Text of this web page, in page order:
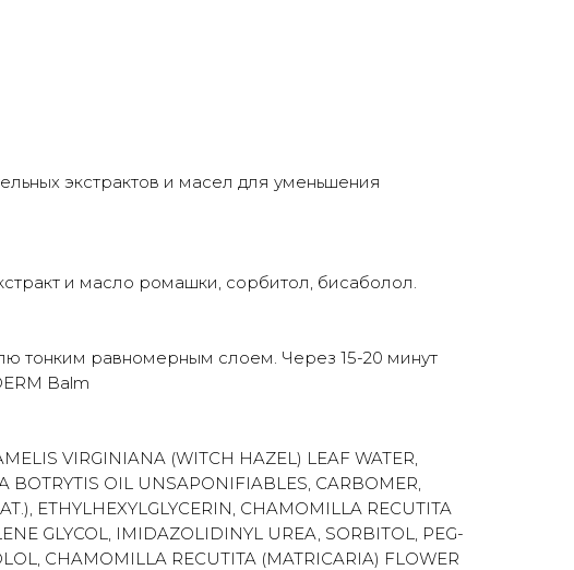
экстрактов и масел для уменьшения
и масло ромашки, сорбитол, бисаболол.
тонким равномерным слоем. Через 15-20 минут
Balm
VIRGINIANA (WITCH HAZEL) LEAF WATER,
BOTRYTIS OIL UNSAPONIFIABLES, CARBOMER,
ETHYLHEXYLGLYCERIN, CHAMOMILLA RECUTITA
GLYCOL, IMIDAZOLIDINYL UREA, SORBITOL, PEG-
CHAMOMILLA RECUTITA (MATRICARIA) FLOWER